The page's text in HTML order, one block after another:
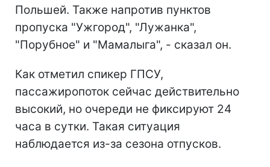
Польшей. Также напротив пунктов
пропуска "Ужгород", "Лужанка",
"Порубное" и "Мамалыга", - сказал он.
Как отметил спикер ГПСУ,
пассажиропоток сейчас действительно
высокий, но очереди не фиксируют 24
часа в сутки. Такая ситуация
наблюдается из-за сезона отпусков.